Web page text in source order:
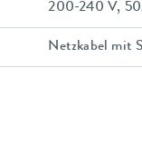
200-240 V,
Netzkabel mit